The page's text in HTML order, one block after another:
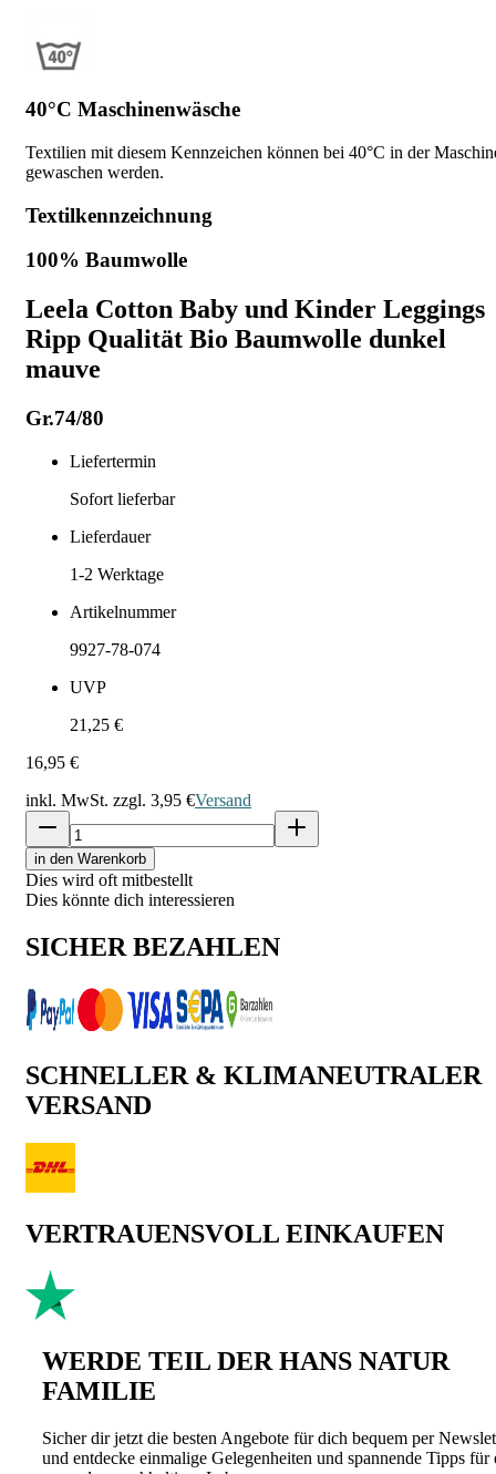
40°C Maschinenwäsche
Textilien mit diesem Kennzeichen können bei 40°C in der
gewaschen werden.
Textilkennzeichnung
100% Baumwolle
Leela Cotton Baby und Kinder Leggings
Ripp Qualität Bio Baumwolle dunkel
mauve
Gr.74/80
Liefertermin
Sofort lieferbar
Lieferdauer
1-2 Werktage
Artikelnummer
9927-78-074
UVP
21,25 €
16,95 €
inkl. MwSt. zzgl. 3,95 €Versand
in den Warenkorb
Dies wird oft mitbestellt
Dies könnte dich interessieren
SICHER BEZAHLEN
SCHNELLER & KLIMANEUTRALER
VERSAND
VERTRAUENSVOLL EINKAUFEN
WERDE TEIL DER HANS NATUR
FAMILIE
Sicher dir jetzt die besten Angebote für dich bequem per
und entdecke einmalige Gelegenheiten und spannende Tipps für